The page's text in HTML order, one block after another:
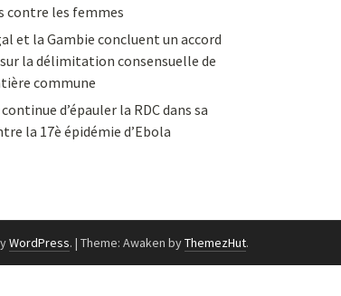
contre les femmes
et la Gambie concluent un accord
la délimitation consensuelle de
commune
d’épauler la RDC dans sa
la 17è épidémie d’Ebola
WordPress. | Theme: Awaken byThemezHut.